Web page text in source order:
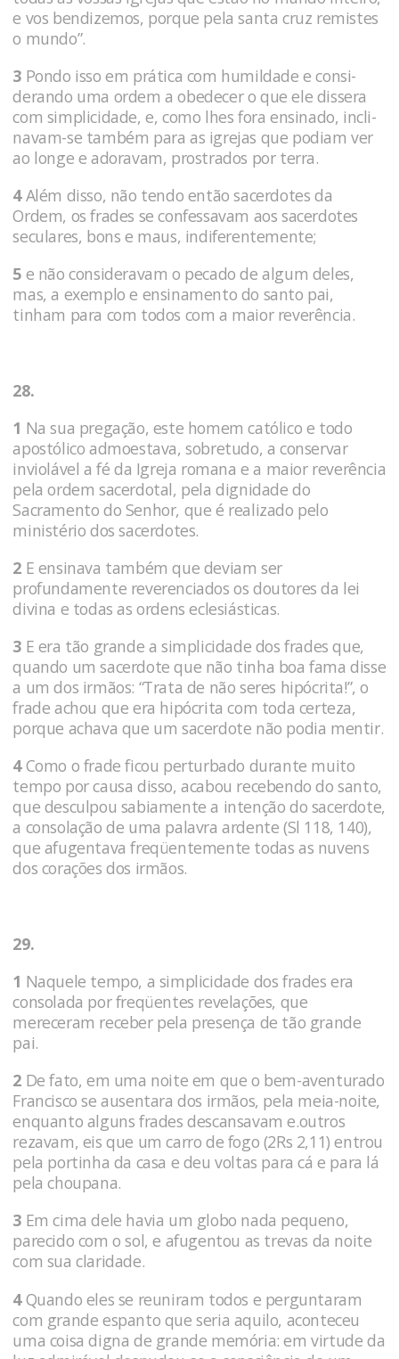
e vos bendizemos, porque pela santa cruz remistes
o mundo”.
3 Pondo isso em prática com humildade e consi­
derando uma ordem a obedecer o que ele dissera
com simplicidade, e, como lhes fora ensinado, incli­
navam-se também para as igrejas que podiam ver
ao longe e ado­ravam, prostrados por terra.
4Além disso, não tendo então sacerdotes da
Ordem, os frades se confessavam aos sacerdotes
seculares, bons e maus, indiferentemente;
5 e não consideravam o pecado de algum deles,
mas, a exemplo e ensinamento do santo pai,
tinham para com todos com a maior reverência.
28.
1 Na sua pregação, este homem católico e todo
apostólico admoestava, sobretudo, a conservar
inviolável a fé da Igreja ro­mana e a maior reverência
pela ordem sacerdotal, pela dignidade do
Sacramento do Senhor, que é realizado pelo
ministério dos sacerdotes.
2 E ensinava também que deviam ser
profundamente reverenciados os doutores da lei
divina e todas as ordens eclesiásticas. ­
3 E era tão grande a simplicidade dos frades que,
quando um sacerdote que não tinha boa fama disse
a um dos irmãos: “Trata de não seres hipócrita!”, o
frade achou que era hipócrita com toda certeza,
porque achava que um sacerdote não podia men­tir.
4Como o frade ficou perturbado durante muito
tempo por causa disso, acabou recebendo do santo,
que desculpou sabiamente a intenção do sacerdote,
a consolação de uma palavra ardente (Sl 118, 140),
que afugentava freqüentemente todas as nuvens
dos corações dos ir­mãos.
29.
1 Naquele tempo, a simplicidade dos frades era
consolada por freqüentes revelações, que
mereceram receber pela presença de tão grande
pai.
2 De fato, em uma noite em que o bem-aventurado
Francisco se ausentara dos irmãos, pela meia-noite,
enquanto alguns frades descansavam e.outros
rezavam, eis que um carro de fogo (2Rs 2,11) entrou
pela portinha da casa e deu voltas para cá e para lá
pela choupana.
3 Em cima dele havia um globo nada pequeno,
parecido com o sol, e afugentou as trevas da noite
com sua claridade.
4Quando eles se reuniram todos e perguntaram
com grande espanto que seria aquilo, aconteceu
uma coisa digna de grande memória: em virtude da